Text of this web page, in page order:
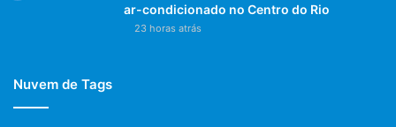
ar-condicionado no Centro do Rio
23 horas atrás
Nuvem de Tags